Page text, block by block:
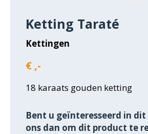
Ketting Taraté
Kettingen
€ ,-
18 karaats gouden ketting
Bent u geïnteresseerd in dit
ons dan om dit product te